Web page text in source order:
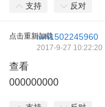
支持 反对
点击重新加载lwh1502245960
2017-9-27 10:22:20
查看
000000000